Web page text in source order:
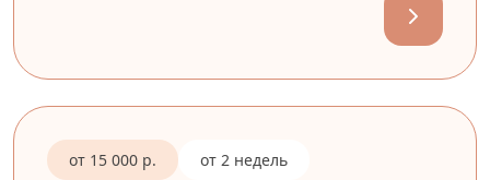
от 15 000 р. от 2 недель